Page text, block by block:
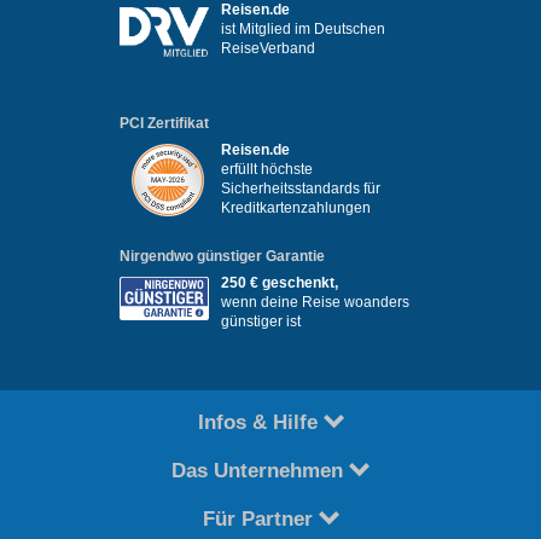
Reisen.de
ist Mitglied im Deutschen
ReiseVerband
PCI Zertifikat
Reisen.de
erfüllt höchste
Sicherheitsstandards für
Kreditkartenzahlungen
Nirgendwo günstiger Garantie
250 € geschenkt,
wenn deine Reise woanders
günstiger ist
Infos & Hilfe
Das Unternehmen
Für Partner